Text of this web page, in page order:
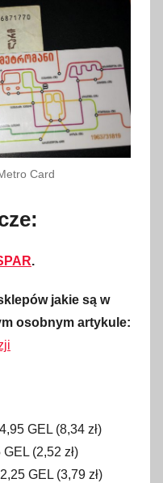
Card
.
jakie są w
osobnym artykule:
GEL (8,34 zł)
(2,52 zł)
GEL (3,79 zł)